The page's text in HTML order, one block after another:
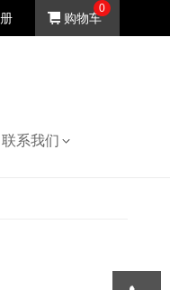
购物车
0
联系我们